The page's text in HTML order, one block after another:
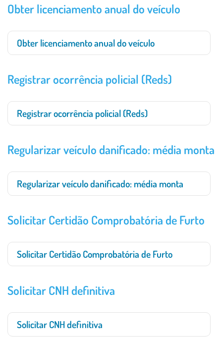
Obter licenciamento anual do veículo
Obter licenciamento anual do veículo
Registrar ocorrência policial (Reds)
Registrar ocorrência policial (Reds)
Regularizar veículo danificado: média monta
Regularizar veículo danificado: média monta
Solicitar Certidão Comprobatória de Furto
Solicitar Certidão Comprobatória de Furto
Solicitar CNH definitiva
Solicitar CNH definitiva